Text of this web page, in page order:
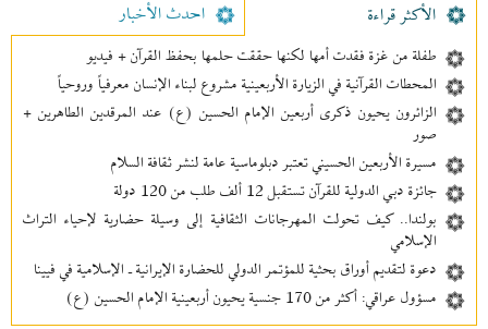
الأکثر قراءة احدث الأخبار
طفلة من غزة فقدت أمها لكنها حققت حلمها بحفظ القرآن + فيديو
المحطات القرآنية في الزيارة الأربعينية مشروع لبناء الإنسان معرفیاً وروحياً
الزائرون يحيون ذكرى أربعين الإمام الحسين (ع) عند المرقدين الطاهرين +
صور
مسيرة الأربعين الحسيني تعتبر دبلوماسية عامة لنشر ثقافة السلام
جائزة دبي الدولية للقرآن تستقبل 12 ألف طلب من 120 دولة
بولندا.. كيف تحولت المهرجانات الثقافية إلى وسيلة حضارية لإحياء التراث
الإسلامي
دعوة لتقديم أوراق بحثية للمؤتمر الدولي للحضارة الإيرانية ـ الإسلامية في فيينا
مسؤول عراقي: أكثر من 170 جنسية يحيون أربعينية الإمام الحسين (ع)